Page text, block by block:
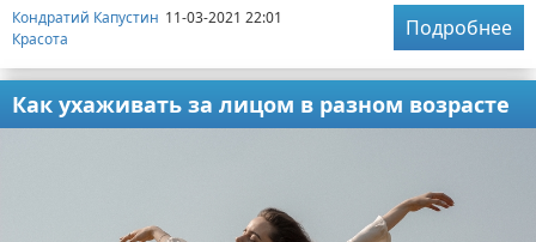
Кондратий Капустин 11-03-2021 22:01
Красота
Подробнее
Как ухаживать за лицом в разном возрасте